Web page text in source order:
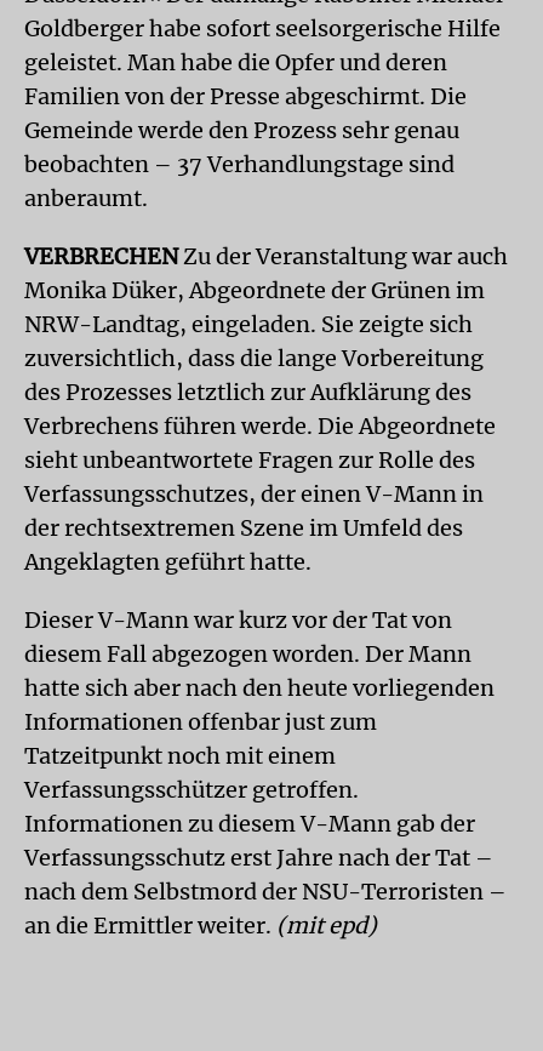
Goldberger habe sofort seelsorgerische Hilfe
geleistet. Man habe die Opfer und deren
Familien von der Presse abgeschirmt. Die
Gemeinde werde den Prozess sehr genau
beobachten – 37 Verhandlungstage sind
anberaumt.
VERBRECHENZu der Veranstaltung war auch
Monika Düker, Abgeordnete der Grünen im
NRW-Landtag, eingeladen. Sie zeigte sich
zuversichtlich, dass die lange Vorbereitung
des Prozesses letztlich zur Aufklärung des
Verbrechens führen werde. Die Abgeordnete
sieht unbeantwortete Fragen zur Rolle des
Verfassungsschutzes, der einen V-Mann in
der rechtsextremen Szene im Umfeld des
Angeklagten geführt hatte.
Dieser V-Mann war kurz vor der Tat von
diesem Fall abgezogen worden. Der Mann
hatte sich aber nach den heute vorliegenden
Informationen offenbar just zum
Tatzeitpunkt noch mit einem
Verfassungsschützer getroffen.
Informationen zu diesem V-Mann gab der
Verfassungsschutz erst Jahre nach der Tat –
nach dem Selbstmord der NSU-Terroristen –
an die Ermittler weiter. (mit epd)